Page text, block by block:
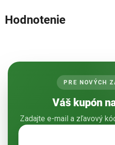
Hodnotenie
PRE NOVÝCH
Váš kupón
Zadajte e-mail a zľavový